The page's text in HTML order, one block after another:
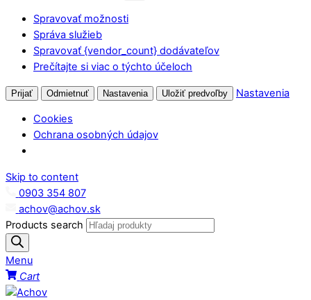
Spravovať možnosti
Správa služieb
Spravovať {vendor_count} dodávateľov
Prečítajte si viac o týchto účeloch
Prijať Odmietnuť Nastavenia Uložiť predvoľby Nastavenia
Cookies
Ochrana osobných údajov
Skip to content
0903 354 807
achov@achov.sk
Products search
Menu
Cart